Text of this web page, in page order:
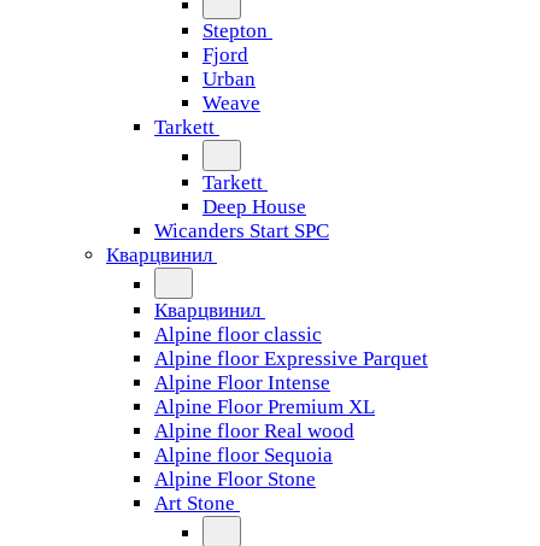
Stepton
Fjord
Urban
Weave
Tarkett
Tarkett
Deep House
Wicanders Start SPC
Кварцвинил
Кварцвинил
Alpine floor classic
Alpine floor Expressive Parquet
Alpine Floor Intense
Alpine Floor Premium XL
Alpine floor Real wood
Alpine floor Sequoia
Alpine Floor Stone
Art Stone